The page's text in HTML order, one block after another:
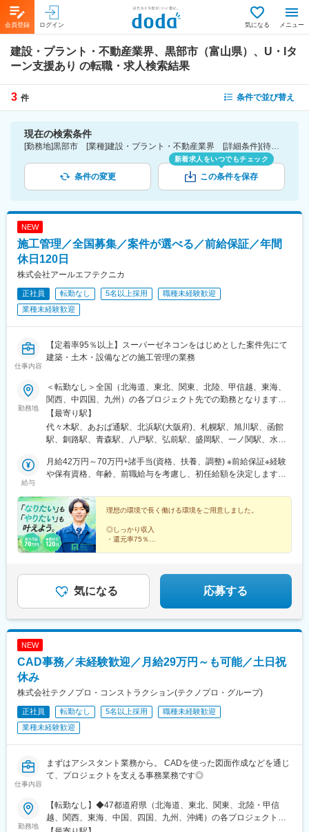
会員登録 ログイン 気になる メニュー
建設・プラント・不動産業界、黒部市（富山県）、U・Iタ
ーン支援あり の転職・求人検索結果
3 件 条件で並び替え
現在の検索条件
[勤務地]黒部市 [業種]建設・プラント・不動産業界 [詳細条件](待遇・福利厚生)U・Iターン支援あり
条件の変更
新着求人をいつでもチェック
この条件を保存
NEW
施工管理／全国募集／案件が選べる／前給保証／年間
休日120日
株式会社アールエフテクニカ
正社員 転勤なし 5名以上採用
職種未経験歓迎
業種未経験歓迎
仕事内容
【定着率95％以上】スーパーゼネコンをはじめとした案件先にて
建築・土木・設備などの施工管理の業務
勤務地
＜転勤なし＞全国（北海道、東北、関東、北陸、甲信越、東海、
関西、中四国、九州）の各プロジェクト先での勤務となります。※
勤務地は希望を考慮します。※転居を伴う転勤なし※車通勤OK（勤
務地による）※直行直帰OK※U・Iターン歓迎。社員寮完備＆住宅補
助制度あり（規定あり）【東京オフィス】東京都渋谷区千駄ヶ谷
町1-7-3 吉田ビル5階【仙台オフィス】宮城県仙台市青葉区中央2-
11-1 オルタス仙台ビル3階
【最寄り駅】
代々木駅、あおば通駅、北浜駅(大阪府)、札幌駅、旭川駅、函館
駅、釧路駅、青森駅、八戸駅、弘前駅、盛岡駅、一ノ関駅、水沢
形駅、三瀬駅、いわき駅、郡山駅(福島県)、福島駅(福島県)、水戸
駅、つくば駅、日立駅、勝田駅、土浦駅、古河駅、下妻駅、守谷
高崎駅、前橋駅、太田駅(群馬県)、伊勢崎駅、桐生駅、渋川駅、大
宮駅(埼玉県)、さいたま新都心駅、川口駅、川越駅、所沢駅、越谷
駅、八潮駅、千葉駅、東海神駅、松戸駅、市川真間駅、柏駅、五
井駅、木更津駅、新習志野駅、浦安駅(千葉県)、八王子駅、町田
駅、府中駅(東京都)、調布駅、保谷駅、麹町駅、茅場町駅、赤坂駅
沢本町駅、平塚駅、本厚木駅、新潟駅、長岡駅、上越妙高駅、富
山駅、金沢駅、福井駅、甲府駅、長野駅、岐阜駅、浜松駅、静岡
山線)、奈良駅、畝傍駅、鳥居前駅、郡山駅(奈良県)、近鉄下田
鳥取駅、松江駅、岡山駅、倉敷駅、津山駅、広島駅、福山駅、呉
駅、阿南駅、高松駅(香川県)、丸亀駅、詫間駅、松山駅(愛媛県)、
今治駅、新居浜駅、後免町駅(鉄道線)、高知駅、天神南駅、小倉駅
駅、八代駅、愛野駅、大分駅、別府駅(大分県)、中津駅(大分県)、
佐伯駅、宮崎駅、都城駅、日向市駅、鹿児島駅、霧島神宮駅、宮
灘駅、宇和島駅、道後公園駅、石岡駅、東岡山駅、西大寺駅、北
長瀬駅、水沢駅、平泉駅、北上駅、岐阜羽島駅、高山駅、大垣
駅、南宮崎駅、日向住吉駅、油津駅、南仙台駅、多賀城駅、トロ
給与
月給42万円～70万円+諸手当(資格、扶養、調整) ※前給保証※経験
や保有資格、年齢、前職給与を考慮し、初任給額を決定します。※
目）1000万円（54歳・経験32年目）
理想の環境で長く働ける環境をご用意しました。
◎しっかり収入
・還元率75％
◎ワークライフバランス
・年間休日120日
・完全週休2日制
・出張時帰省費年3回
気になる 応募する
NEW
CAD事務／未経験歓迎／月給29万円～も可能／土日祝
休み
株式会社テクノプロ・コンストラクション(テクノプロ・グループ)
正社員 転勤なし 5名以上採用
職種未経験歓迎
業種未経験歓迎
仕事内容
まずはアシスタント業務から。 CADを使った図面作成などを通じ
て、プロジェクトを支える事務業務です◎
勤務地
【転勤なし】◆47都道府県（北海道、東北、関東、北陸・甲信
越、関西、東海、中国、四国、九州、沖縄）の各プロジェクト先※
希望勤務地にほぼ100％配属。希望のエリアを聞かせてくださ